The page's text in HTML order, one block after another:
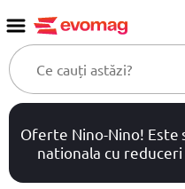
Oferte Nino-Nino!
nationala cu reduceri